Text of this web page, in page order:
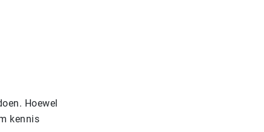
Hoewel
kennis